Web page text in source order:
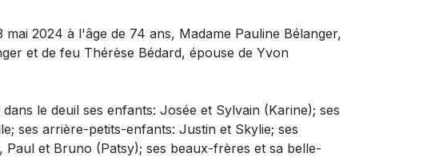
mai 2024 à l'âge de 74 ans, Madame Pauline Bélanger,
et de feu Thérèse Bédard, épouse de Yvon
dans le deuil ses enfants: Josée et Sylvain (Karine); ses
ses arrière-petits-enfants: Justin et Skylie; ses
et Bruno (Patsy); ses beaux-frères et sa belle-